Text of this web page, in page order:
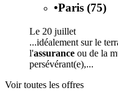
•Paris (75)
Le 20 juillet
...idéalement sur le
l'assurance ou de la
persévérant(e),...
Voir toutes les offres